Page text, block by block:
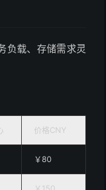
负载、存储需求灵
价格CNY
￥80